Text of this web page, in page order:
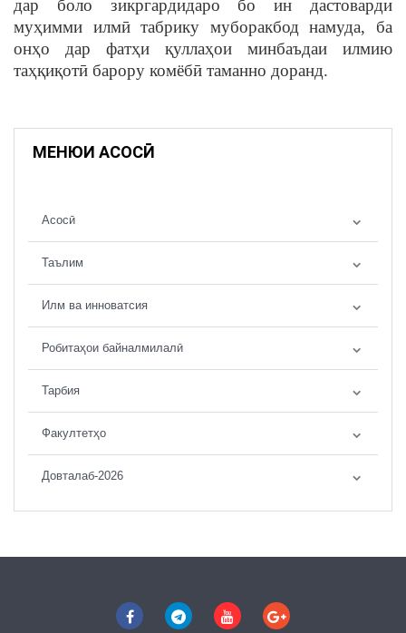
дар боло зикргардидаро бо ин дастоварди
муҳимми илмӣ табрику муборакбод намуда, ба
онҳо дар фатҳи қуллаҳои минбаъдаи илмию
таҳқиқотӣ барору комёбӣ таманно доранд.
МЕНЮИ АСОСӢ
Асосӣ
Таълим
Илм ва инноватсия
Робитаҳои байналмилалӣ
Тарбия
Факултетҳо
Довталаб-2026